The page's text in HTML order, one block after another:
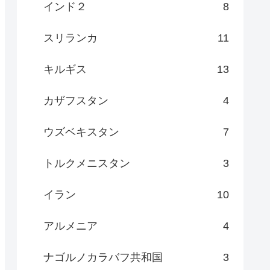
インド２ 8
スリランカ 11
キルギス 13
カザフスタン 4
ウズベキスタン 7
トルクメニスタン 3
イラン 10
アルメニア 4
ナゴルノカラバフ共和国 3